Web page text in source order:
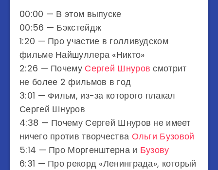
00:00​ — В этом выпуске
00:56​ — Бэкстейдж
1:20​ — Про участие в голливудском
фильме Найшуллера «Никто»
2:26​ — Почему Сергей Шнуров смотрит
не более 2 фильмов в год
3:01​ — Фильм, из-за которого плакал
Сергей Шнуров
4:38​ — Почему Сергей Шнуров не имеет
ничего против творчества Ольги Бузовой
5:14​ — Про Моргенштерна и Бузову
6:31​ — Про рекорд «Ленинграда», который